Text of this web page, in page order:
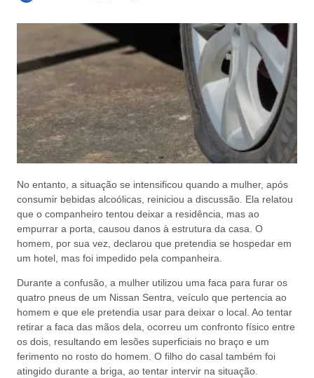
No entanto, a situação se intensificou quando a mulher, após
consumir bebidas alcoólicas, reiniciou a discussão. Ela relatou
que o companheiro tentou deixar a residência, mas ao
empurrar a porta, causou danos à estrutura da casa. O
homem, por sua vez, declarou que pretendia se hospedar em
um hotel, mas foi impedido pela companheira.
Durante a confusão, a mulher utilizou uma faca para furar os
quatro pneus de um Nissan Sentra, veículo que pertencia ao
homem e que ele pretendia usar para deixar o local. Ao tentar
retirar a faca das mãos dela, ocorreu um confronto físico entre
os dois, resultando em lesões superficiais no braço e um
ferimento no rosto do homem. O filho do casal também foi
atingido durante a briga, ao tentar intervir na situação.